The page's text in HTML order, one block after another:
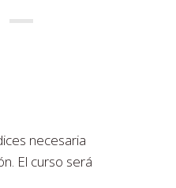
necesaria
El curso será